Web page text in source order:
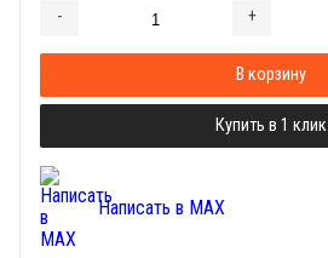
- +
В корзину
Купить в 1 клик
Написать в MAX